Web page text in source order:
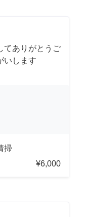
てありがとうご
いします
掃
¥6,000